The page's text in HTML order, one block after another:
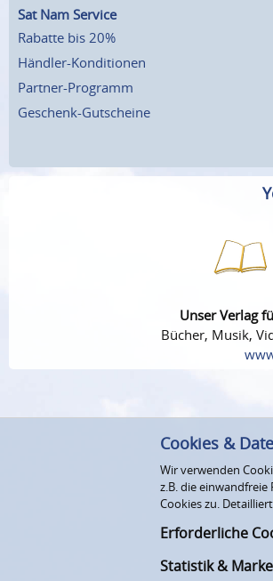
Sat Nam Service
Rabatte bis 20%
Händler-Konditionen
Partner-Programm
Geschenk-Gutscheine
Unser Verlag
Bücher, Musik,
Cookies &
Wir verwenden
z.B. die
Cookies zu.
Erforderliche
Statistik &